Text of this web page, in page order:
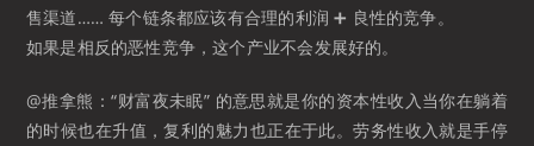
售渠道…… 每个链条都应该有合理的利润 ➕ 良性的竞争。
如果是相反的恶性竞争，这个产业不会发展好的。 ​​​
@推拿熊：“财富夜未眠” 的意思就是你的资本性收入当你在躺着
的时候也在升值，复利的魅力也正在于此。劳务性收入就是手停